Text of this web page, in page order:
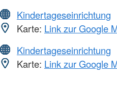
Kindertageseinrichtung
Karte: Link zur Google
Kindertageseinrichtung
Karte: Link zur Google